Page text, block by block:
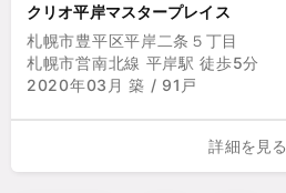
クリオ平岸マスタープレイス
札幌市豊平区平岸二条５丁目
札幌市営南北線 平岸駅 徒歩5分
2020年03月 築 / 91戸
詳細を見る